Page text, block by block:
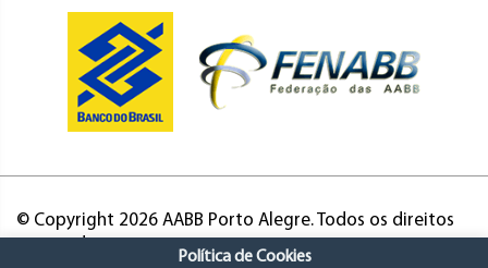
© Copyright 2026 AABB Porto Alegre. Todos os direitos
Política de Cookies